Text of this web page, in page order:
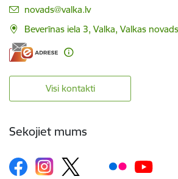
E-pasts:
novads@valka.lv
Beverīnas iela 3, Valka, Valkas
Visi kontakti
Sekojiet mums